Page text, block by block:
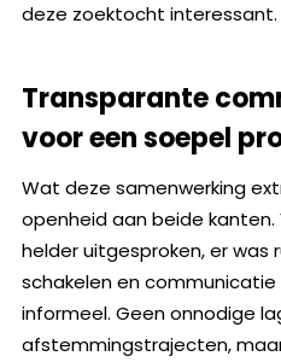
deze zoektocht interessant.
Transparante
voor een soepel
Wat deze samenwerking
openheid aan beide
helder uitgesproken, er was
schakelen en
informeel. Geen onnodige
afstemmingstrajecten,